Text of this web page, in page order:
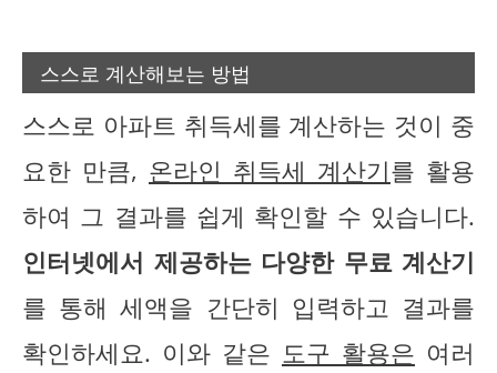
스스로 계산해보는 방법
스스로 아파트 취득세를 계산하는 것이 중
요한 만큼, 온라인 취득세 계산기를 활용
하여 그 결과를 쉽게 확인할 수 있습니다.
인터넷에서 제공하는 다양한 무료 계산기
를 통해 세액을 간단히 입력하고 결과를
확인하세요. 이와 같은 도구 활용은 여러